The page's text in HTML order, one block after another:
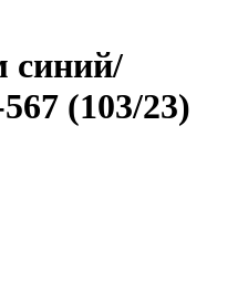
синий/
(103/23)